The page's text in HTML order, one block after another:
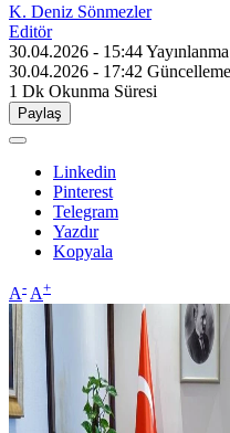
K. Deniz Sönmezler
Editör
30.04.2026 - 15:44Yayınlanma
30.04.2026 - 17:42 Güncelleme
1 Dk Okunma Süresi
Paylaş
Linkedin
Pinterest
Telegram
Yazdır
Kopyala
A- A+